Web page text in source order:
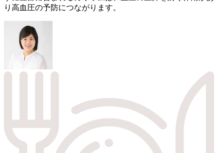
り高血圧の予防につながります。